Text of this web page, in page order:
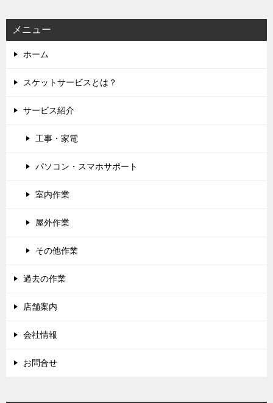
ンメニュー
ホーム
スケットサービスとは？
サービス紹介
工事・家電
パソコン・スマホサポート
室内作業
屋外作業
その他作業
過去の作業
店舗案内
会社情報
お問合せ